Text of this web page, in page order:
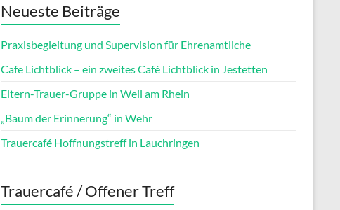
Office 365
Neueste Beiträge
Praxisbegleitung und Supervision für Ehrenamtliche
Cafe Lichtblick – ein zweites Café Lichtblick in Jestetten
Eltern-Trauer-Gruppe in Weil am Rhein
„Baum der Erinnerung“ in Wehr
Trauercafé Hoffnungstreff in Lauchringen
Trauercafé / Offener Treff